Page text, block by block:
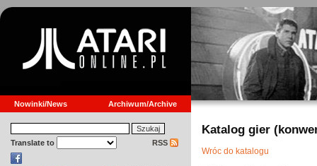
Nowinki/News Archiwum/Archive
Translate to RSS
Katalog gier
Wróc do katalogu